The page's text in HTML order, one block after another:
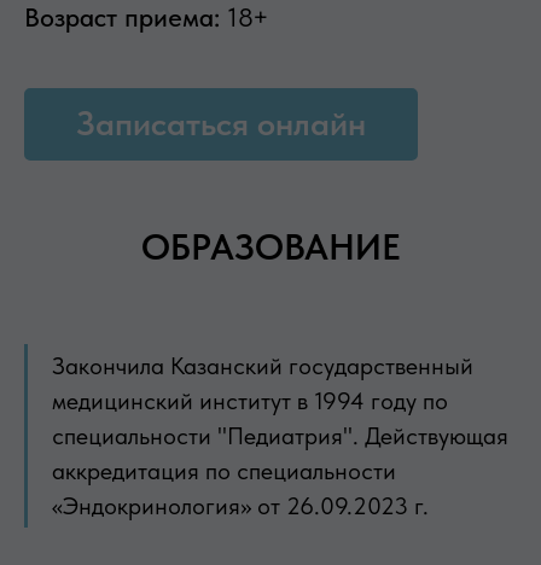
Возраст приема: 18+
Записаться онлайн
ОБРАЗОВАНИЕ
Закончила Казанский государственный
медицинский институт в 1994 году по
специальности "Педиатрия". Действующая
аккредитация по специальности
«Эндокринология» от 26.09.2023 г.